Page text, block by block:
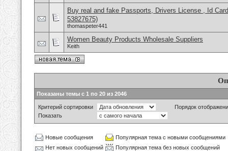
Buy real and fake Passports, Drivers License , Id
53827675)
thomaspeter441
Women Beauty Products Wholesale Suppliers
Keith
Показаны темы с 1 по 20 из 2046
Критерий сортировки
Порядок
Показать
Новые сообщения
Популярная тема с новыми сообщениями
Нет новых сообщений
Популярная тема без новых сообщений